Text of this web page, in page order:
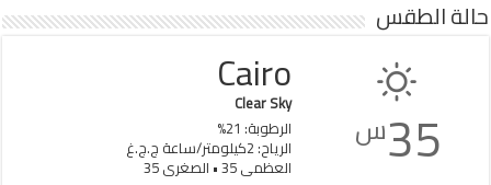
حالة الطقس
35س
Cairo
Clear Sky
الرطوبة: 21%
الرياح: 2كيلومتر/ساعة ج.ج.غ
العظمى 35 • الصغرى 35